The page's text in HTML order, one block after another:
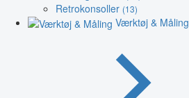
Retrokonsoller (13)
Værktøj & Måling